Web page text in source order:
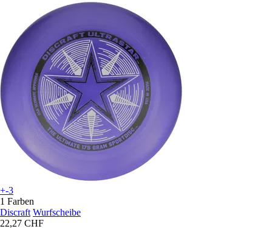
+-3
1 Farben
Discraft Wurfscheibe
22,27 CHF